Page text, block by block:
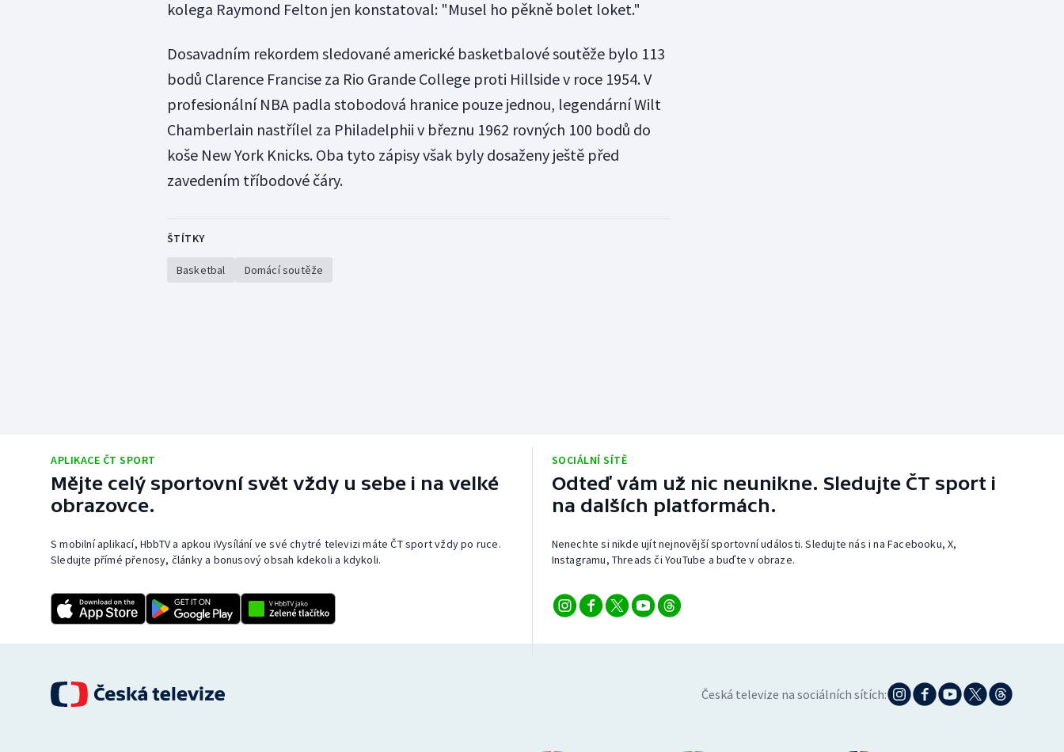
kolega Raymond Felton jen konstatoval: "Musel ho pěkně bolet loket."
Dosavadním rekordem sledované americké basketbalové soutěže bylo 113
bodů Clarence Francise za Rio Grande College proti Hillside v roce 1954. V
profesionální NBA padla stobodová hranice pouze jednou, legendární Wilt
Chamberlain nastřílel za Philadelphii v březnu 1962 rovných 100 bodů do
koše New York Knicks. Oba tyto zápisy však byly dosaženy ještě před
zavedením tříbodové čáry.
ŠTÍTKY
Basketbal Domácí soutěže
APLIKACE ČT SPORT
Mějte celý sportovní svět vždy u sebe i na velké
obrazovce.
S mobilní aplikací, HbbTV a apkou iVysílání ve své chytré televizi máte ČT sport vždy po ruce.
Sledujte přímé přenosy, články a bonusový obsah kdekoli a kdykoli.
SOCIÁLNÍ SÍTĚ
Odteď vám už nic neunikne. Sledujte ČT sport i
na dalších platformách.
Nenechte si nikde ujít nejnovější sportovní události. Sledujte nás i na Facebooku, X,
Instagramu, Threads či YouTube a buďte v obraze.
Česká televize na sociálních sítích: